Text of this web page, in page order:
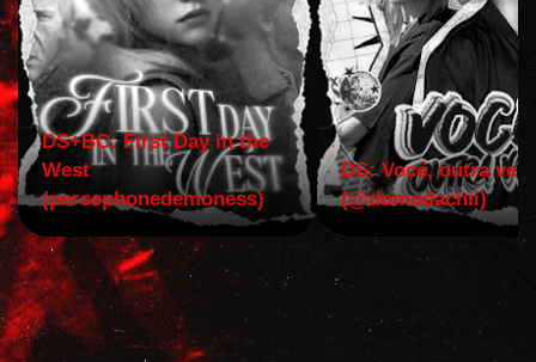
DS+BC: First Day in the
West
(persephonedemoness)
DS: Você, outra vez!
(@domodachii)